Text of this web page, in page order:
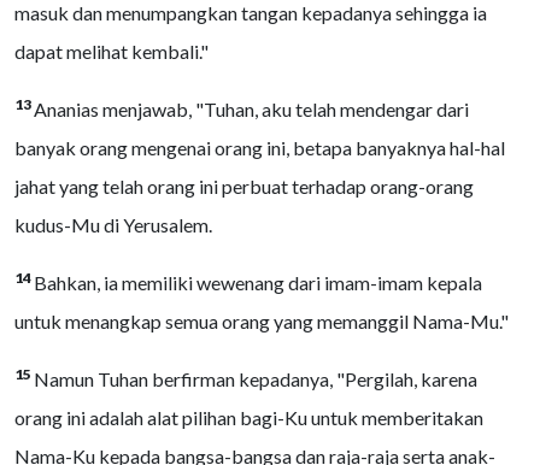
masuk dan menumpangkan tangan kepadanya sehingga ia
dapat melihat kembali."
13Ananias menjawab, "Tuhan, aku telah mendengar dari
banyak orang mengenai orang ini, betapa banyaknya hal-hal
jahat yang telah orang ini perbuat terhadap orang-orang
kudus-Mu di Yerusalem.
14 Bahkan, ia memiliki wewenang dari imam-imam kepala
untuk menangkap semua orang yang memanggil Nama-Mu."
15 Namun Tuhan berfirman kepadanya, "Pergilah, karena
orang ini adalah alat pilihan bagi-Ku untuk memberitakan
Nama-Ku kepada bangsa-bangsa dan raja-raja serta anak-